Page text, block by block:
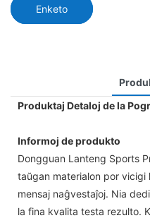
Enketo
Produktaj Detaloj de la
Informoj de produkto
Dongguan Lanteng Sports
taŭgan materialon por
mensaj naĝvestaĵoj. Nia
la fina kvalita testa rezulto.